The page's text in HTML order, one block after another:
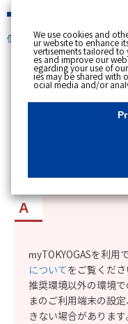
個人のお客さま
[ トップへ戻る ]
カテゴリー表示
公開日時 :
myTOKYOGAS
myTOKYOGASを利用
についてをご覧くださ
推奨環境以外の環境
まのご利用端末の設
きない場合があります
We use cookies and
ur website to enhance
vertisements tailored to
es and improve our
egarding your use of
ies may be shared with
ocial media and/or
bine the data shared
ded to them or that
ervices or other
ts delivered to you by
essary Cookies, please
of all Cookies, please
u can change your
"Privacy
our browser's
site, please refer to the
y